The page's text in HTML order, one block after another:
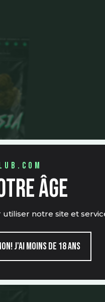
âge
notre site et
j'ai moins de 18 ans